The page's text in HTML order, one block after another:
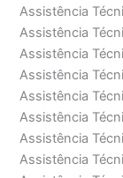
Assistência
Assistência
Assistência
Assistência
Assistência
Assistência
Assistência
Assistência